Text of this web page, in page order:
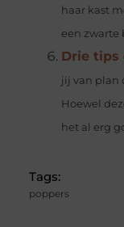
haar kast
een zwarte
Drie tips
jij van plan
Hoewel
het al erg
Tags:
poppers